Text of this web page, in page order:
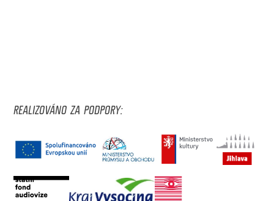
REALIZOVÁNO ZA PODPORY: